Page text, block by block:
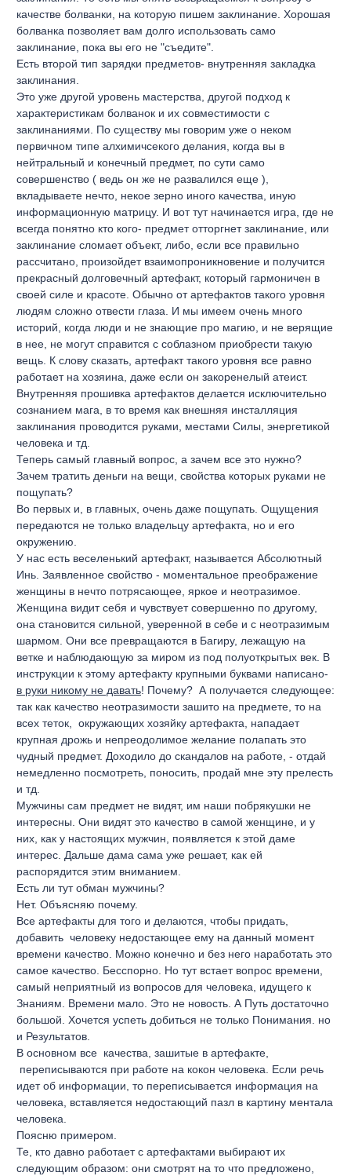
качестве болванки, на которую пишем заклинание. Хорошая
болванка позволяет вам долго использовать само
заклинание, пока вы его не "съедите".
Есть второй тип зарядки предметов- внутренняя закладка
заклинания.
Это уже другой уровень мастерства, другой подход к
характеристикам болванок и их совместимости с
заклинаниями. По существу мы говорим уже о неком
первичном типе алхимичсекого делания, когда вы в
нейтральный и конечный предмет, по сути само
совершенство ( ведь он же не развалился еще ),
вкладываете нечто, некое зерно иного качества, иную
информационную матрицу. И вот тут начинается игра, где не
всегда понятно кто кого- предмет отторгнет заклинание, или
заклинание сломает объект, либо, если все правильно
рассчитано, произойдет взаимопроникновение и получится
прекрасный долговечный артефакт, который гармоничен в
своей силе и красоте. Обычно от артефактов такого уровня
людям сложно отвести глаза. И мы имеем очень много
историй, когда люди и не знающие про магию, и не верящие
в нее, не могут справится с соблазном приобрести такую
вещь. К слову сказать, артефакт такого уровня все равно
работает на хозяина, даже если он закоренелый атеист.
Внутренняя прошивка артефактов делается исключительно
сознанием мага, в то время как внешняя инсталляция
заклинания проводится руками, местами Силы, энергетикой
человека и тд.
Теперь самый главный вопрос, а зачем все это нужно?
Зачем тратить деньги на вещи, свойства которых руками не
пощупать?
Во первых и, в главных, очень даже пощупать. Ощущения
передаются не только владельцу артефакта, но и его
окружению.
У нас есть веселенький артефакт, называется Абсолютный
Инь. Заявленное свойство - моментальное преображение
женщины в нечто потрясающее, яркое и неотразимое.
Женщина видит себя и чувствует совершенно по другому,
она становится сильной, уверенной в себе и с неотразимым
шармом. Они все превращаются в Багиру, лежащую на
ветке и наблюдающую за миром из под полуоткрытых век. В
инструкции к этому артефакту крупными буквами написано-
в руки никому не давать! Почему? А получается следующее:
так как качество неотразимости зашито на предмете, то на
всех теток, окружающих хозяйку артефакта, нападает
крупная дрожь и непреодолимое желание полапать это
чудный предмет. Доходило до скандалов на работе, - отдай
немедленно посмотреть, поносить, продай мне эту прелесть
и тд.
Мужчины сам предмет не видят, им наши побрякушки не
интересны. Они видят это качество в самой женщине, и у
них, как у настоящих мужчин, появляется к этой даме
интерес. Дальше дама сама уже решает, как ей
распорядится этим вниманием.
Есть ли тут обман мужчины?
Нет. Объясняю почему.
Все артефакты для того и делаются, чтобы придать,
добавить человеку недостающее ему на данный момент
времени качество. Можно конечно и без него наработать это
самое качество. Бесспорно. Но тут встает вопрос времени,
самый неприятный из вопросов для человека, идущего к
Знаниям. Времени мало. Это не новость. А Путь достаточно
большой. Хочется успеть добиться не только Понимания. но
и Результатов.
В основном все качества, зашитые в артефакте,
переписываются при работе на кокон человека. Если речь
идет об информации, то переписывается информация на
человека, вставляется недостающий пазл в картину ментала
человека.
Поясню примером.
Те, кто давно работает с артефактами выбирают их
следующим образом: они смотрят на то что предложено,